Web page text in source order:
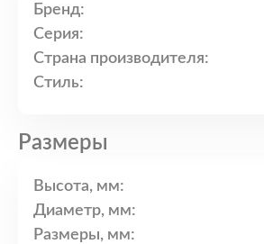
Бренд:
Серия:
Страна производителя:
Стиль:
Размеры
Высота, мм:
Диаметр, мм:
Размеры, мм: